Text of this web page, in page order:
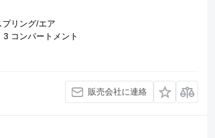
プリング/エア
3 コンパートメント
販売会社に連絡